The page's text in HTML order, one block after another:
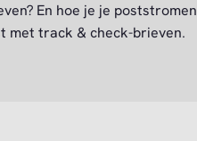
En hoe je je poststromen
met track & check-brieven.